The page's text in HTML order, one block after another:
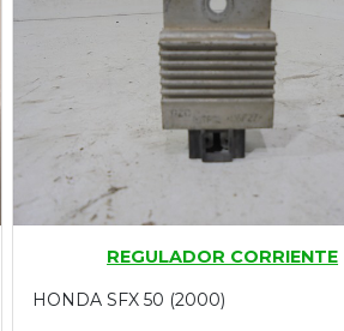
REGULADOR CORRIENTE
HONDA SFX 50 (2000)